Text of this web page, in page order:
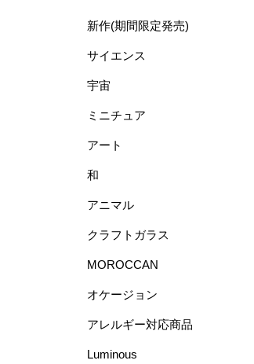
新作(期間限定発売)
サイエンス
宇宙
ミニチュア
アート
和
アニマル
クラフトガラス
MOROCCAN
オケージョン
アレルギー対応商品
Luminous